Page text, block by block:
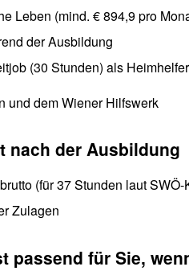
Leben (mind. € 894,9 pro
der Ausbildung
(30 Stunden) als
und dem Wiener Hilfswerk
nach der Ausbildung
(für 37 Stunden laut
Zulagen
passend für Sie,